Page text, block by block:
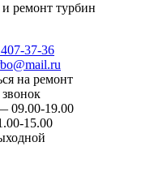
ремонт турбин
37-36
на ремонт
звонок
09.00-19.00
15.00